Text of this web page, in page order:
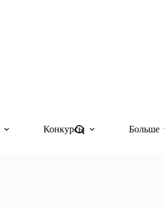
Конкурсы Больше